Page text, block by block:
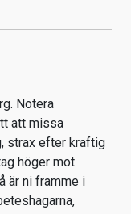
Notera
att missa
strax efter kraftig
höger mot
är ni framme i